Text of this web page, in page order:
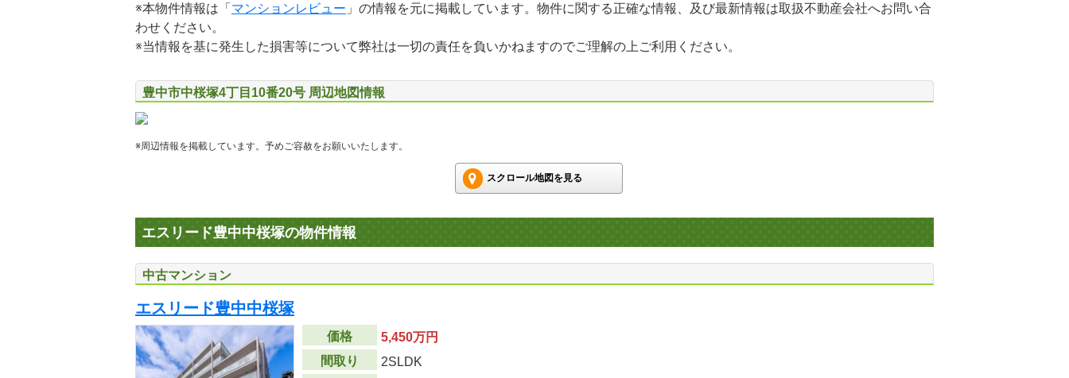
※本物件情報は「 マンションレビュー 」の情報を元に掲載しています。物件に関する正確な情報、及び最新情報は取扱不動産会社へお問い合
わせください。
※当情報を基に発生した損害等について弊社は一切の責任を負いかねますのでご理解の上ご利用ください。
豊中市中桜塚4丁目10番20号 周辺地図情報
※周辺情報を掲載しています。予めご容赦をお願いいたします。
スクロール地図を見る
エスリード豊中中桜塚の物件情報
中古マンション
エスリード豊中中桜塚
価格
5,450万円
間取り
2SLDK